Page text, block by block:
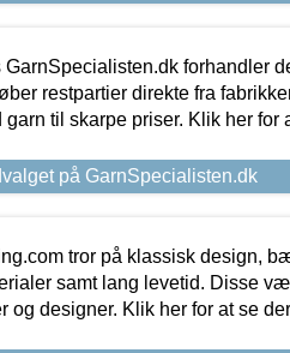
GarnSpecialisten.dk forhandler
restpartier direkte fra
garn til skarpe priser. Klik her for
på GarnSpecialisten.dk
tror på klassisk design,
samt lang levetid. Disse
og designer. Klik her for at se